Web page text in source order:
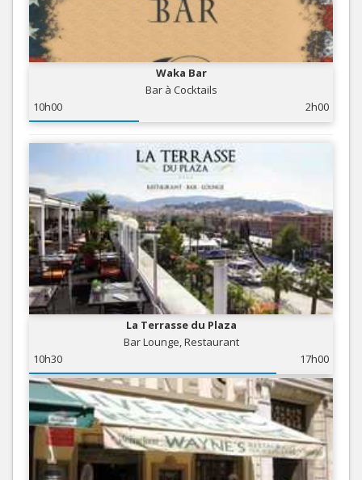
Waka Bar
Bar à Cocktails
10h00
2h00
La Terrasse du Plaza
Bar Lounge, Restaurant
10h30
17h00